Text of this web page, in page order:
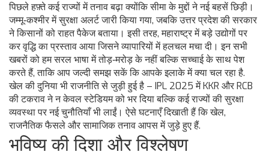
पिछले हफ़्ते कई राज्यों में तनाव बढ़ा क्योंकि सीमा के मुद्दों ने नई बहसें छिड़ी।
जम्मू‑कश्मीर में सुरक्षा अलर्ट जारी किया गया, जबकि उत्तर प्रदेश की सरकार
ने किसानों को राहत पैकेज बताया। इसी तरह, महाराष्ट्र में बड़े उद्योगों पर
कर वृद्धि का प्रस्ताव आया जिसने व्यापारियों में हलचल मचा दी। इन सभी
खबरों को हम सरल भाषा में तोड़‑मरोड़ के नहीं बल्कि सच्चाई के साथ पेश
करते हैं, ताकि आप जल्दी समझ सकें कि आपके इलाके में क्या चल रहा है.
खेल की दुनिया भी राजनीति से जुड़ी हुई है – IPL 2025 में KKR और RCB
की टकराव ने न केवल स्टेडियम को भर दिया बल्कि कई राज्यों की सुरक्षा
व्यवस्था पर नई चुनौतियाँ भी लाईं। ऐसे घटनाएँ दिखाती हैं कि खेल,
राजनैतिक फैसले और सामाजिक तनाव आपस में जुड़े हुए हैं.
भविष्य की दिशा और विश्लेषण